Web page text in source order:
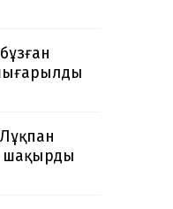
шақырды